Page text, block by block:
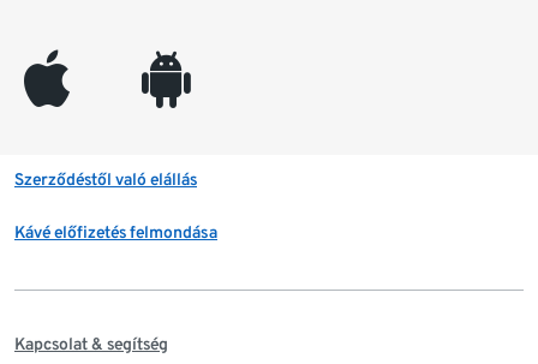
appleinc android
Szerződéstől való elállás
Kávé előfizetés felmondása
Kapcsolat & segítség